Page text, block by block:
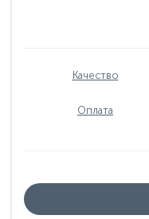
Качество
Оплата